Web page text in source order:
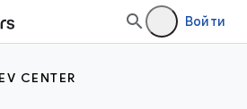
Войти
CENTER